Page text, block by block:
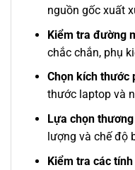
nguồn gốc xuất
Kiểm tra đường
chắc chắn, phụ
Chọn kích thước
thước laptop và
Lựa chọn
lượng và chế độ
Kiểm tra các